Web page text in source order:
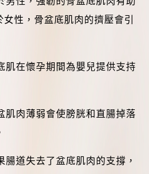
性，骨盆底肌肉的擠壓會引
肌在懷孕期間為嬰兒提供支持
肌肉薄弱會使膀胱和直腸掉落
腸道失去了盆底肌肉的支撐，